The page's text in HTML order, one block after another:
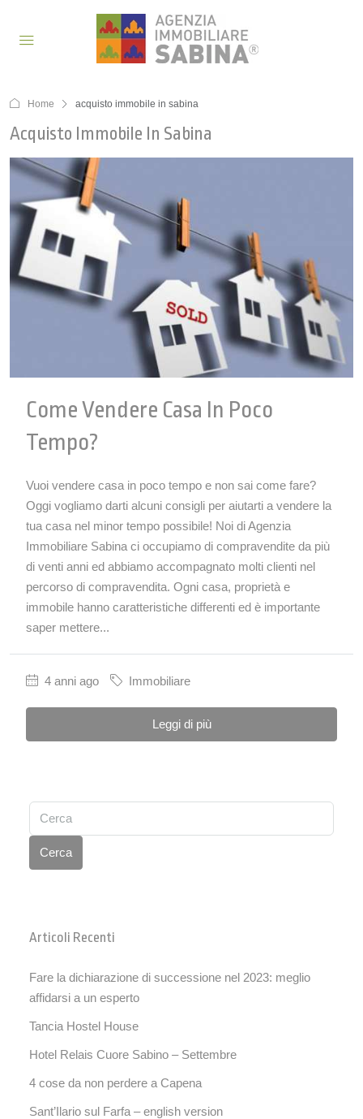
Home acquisto immobile in sabina
Acquisto Immobile In Sabina
Come Vendere Casa In Poco
Tempo?
Vuoi vendere casa in poco tempo e non sai come fare?
Oggi vogliamo darti alcuni consigli per aiutarti a vendere la
tua casa nel minor tempo possibile! Noi di Agenzia
Immobiliare Sabina ci occupiamo di compravendite da più
di venti anni ed abbiamo accompagnato molti clienti nel
percorso di compravendita. Ogni casa, proprietà e
immobile hanno caratteristiche differenti ed è importante
saper mettere...
4 anni ago Immobiliare
Leggi di più
Cerca
Articoli Recenti
Fare la dichiarazione di successione nel 2023: meglio
affidarsi a un esperto
Tancia Hostel House
Hotel Relais Cuore Sabino – Settembre
4 cose da non perdere a Capena
Sant’Ilario sul Farfa – english version